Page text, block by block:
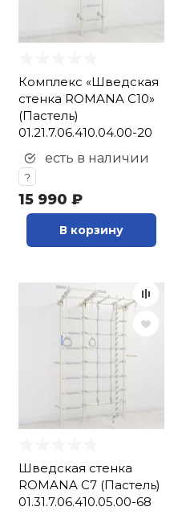
Комплекс «Шведская
стенка ROMANA С10»
(Пастель)
01.21.7.06.410.04.00-20
есть в наличии
?
15 990 ₽
В корзину
Шведская стенка
ROMANA С7 (Пастель)
01.31.7.06.410.05.00-68